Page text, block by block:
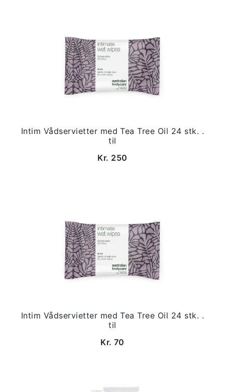
Intim Vådservietter med Tea Tree Oil 24 stk. .
til
Kr. 250
Intim Vådservietter med Tea Tree Oil 24 stk. .
til
Kr. 70